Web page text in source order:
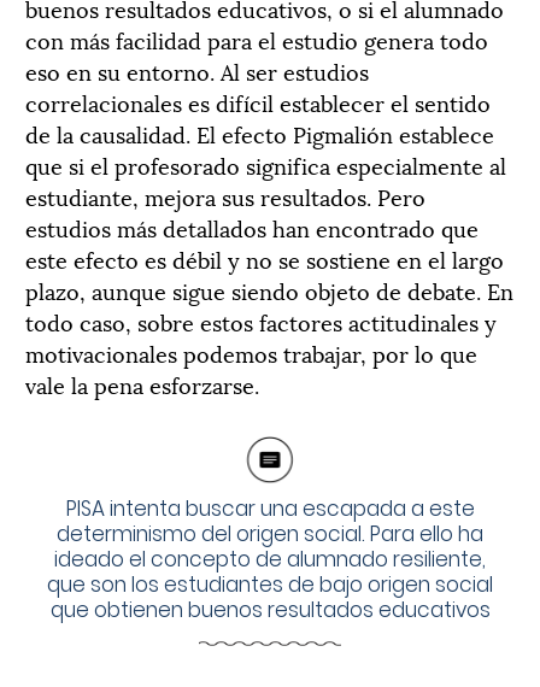
buenos resultados educativos, o si el alumnado
con más facilidad para el estudio genera todo
eso en su entorno. Al ser estudios
correlacionales es difícil establecer el sentido
de la causalidad. El efecto Pigmalión establece
que si el profesorado significa especialmente al
estudiante, mejora sus resultados. Pero
estudios más detallados han encontrado que
este efecto es débil y no se sostiene en el largo
plazo, aunque sigue siendo objeto de debate. En
todo caso, sobre estos factores actitudinales y
motivacionales podemos trabajar, por lo que
vale la pena esforzarse.
PISA intenta buscar una escapada a este
determinismo del origen social. Para ello ha
ideado el concepto de alumnado resiliente,
que son los estudiantes de bajo origen social
que obtienen buenos resultados educativos